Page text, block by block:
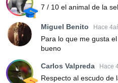
7 / 10 el animal de la
Miguel Benito Hace
Para lo que me gusta
bueno
Carlos Valpreda Hace
Respecto al escudo de